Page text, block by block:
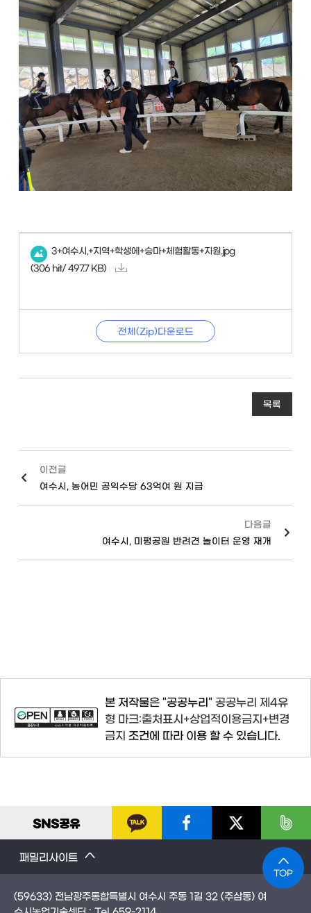
3+여수시,+지역+학생에+승마+체험활동+지원.jpg
(306 hit/ 497.7 KB)
전체(Zip)다운로드
목록
이전글
여수시, 농어민 공익수당 63억여 원 지급
다음글
여수시, 미평공원 반려견 놀이터 운영 재개
본 저작물은 "공공누리" 공공누리 제4유
형 마크:출처표시+상업적이용금지+변경
금지 조건에 따라 이용 할 수 있습니다.
SNS공유
패밀리사이트
TOP
(59633) 전남광주통합특별시 여수시 주동 1길 32 (주삼동) 여
수시농업기술센터 : Tel 659-2114